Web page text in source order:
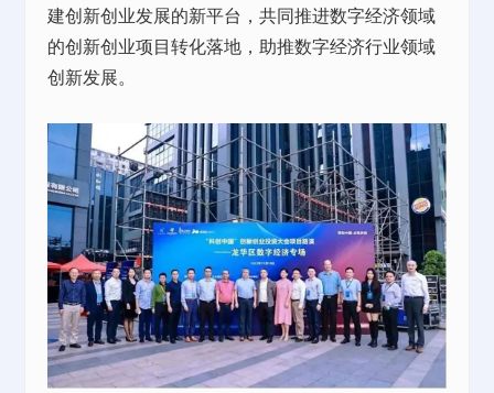
建创新创业发展的新平台，共同推进数字经济领域
的创新创业项目转化落地，助推数字经济行业领域
创新发展。